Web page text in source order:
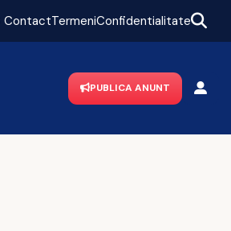
Mega-poiect în Neamț! Se construiește un spital de aproape 1,7 miliarde de lei, cu 469 de paturi
ContactTermeniConfidentialitate
PUBLICA ANUNT